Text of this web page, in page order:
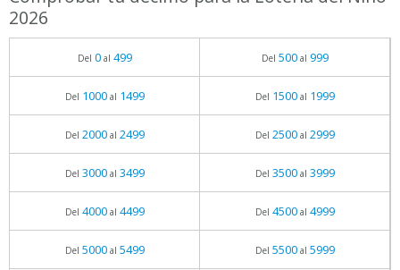
2026
Del 0al 499 Del 500al 999
Del 1000al 1499 Del 1500al 1999
Del 2000al 2499 Del 2500al 2999
Del 3000al 3499 Del 3500al 3999
Del 4000al 4499 Del 4500al 4999
Del 5000al 5499 Del 5500al 5999